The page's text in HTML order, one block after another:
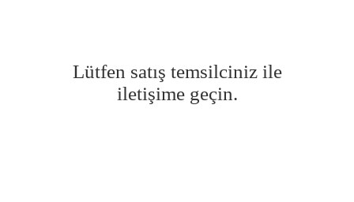
Lütfen satış temsilciniz ile
iletişime geçin.